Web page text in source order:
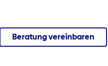
Beratung vereinbaren